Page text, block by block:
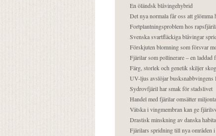
En öländsk blåvingehybrid
Det nya normala får oss att glömma
Fortplantningsproblem hos
Svenska svartfläckiga blåvingar
Förskjuten blomning som försvar
Fjärilar som pollinerare – en laddad
Färg, storlek och genetik skiljer
UV-ljus avslöjar busksnabbvingens
Sydrovfjäril har smak för stadslivet
Handel med fjärilar omsätter
Vätska i vingmembran kan ge
Drastisk minskning av danska
Fjärilars spridning till nya områden